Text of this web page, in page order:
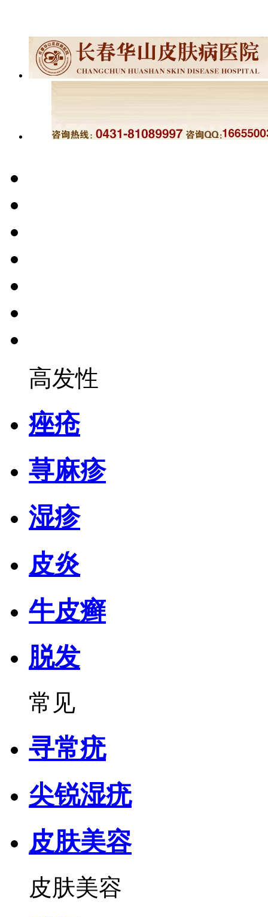
高发性
痤疮
荨麻疹
湿疹
皮炎
牛皮癣
脱发
常见
寻常疣
尖锐湿疣
皮肤美容
皮肤美容